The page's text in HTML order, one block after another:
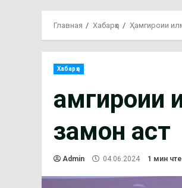
Главная Хабарҳо Ҳамгироии
Хабарҳо
Ҳамгироии
замон аст
Admin 04.06.2024 1 мин